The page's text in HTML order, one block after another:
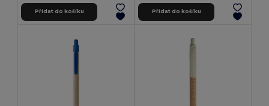
Přidat do košíku Přidat do košíku